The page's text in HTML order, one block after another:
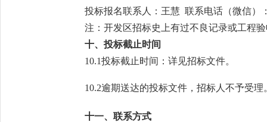
投标报名联系人： 王慧 联系电话（微信）
注：开发区招标史上有过不良记录或工程
十、投标截止时间
10.1投标截止时间 ： 详见招标文件。
10.2逾期送达的投标文件，招标人不予受理
十一、联系方式